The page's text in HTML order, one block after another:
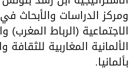
ومركز الدراسات والأبحاث
الاجتماعية (الرباط
الألمانية المغاربية
بألمانيا.